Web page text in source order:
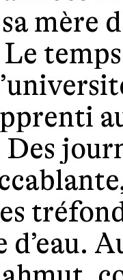
mère
d’eau.